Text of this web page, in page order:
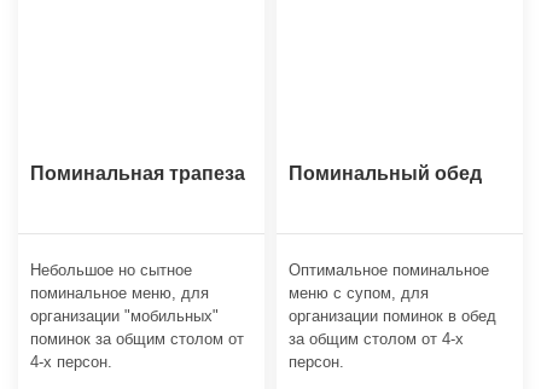
Поминальная трапеза
Небольшое но сытное
поминальное меню, для
организации "мобильных"
поминок за общим столом от
4-х персон.
Поминальный обед
Оптимальное поминальное
меню с супом, для
организации поминок в обед
за общим столом от 4-х
персон.